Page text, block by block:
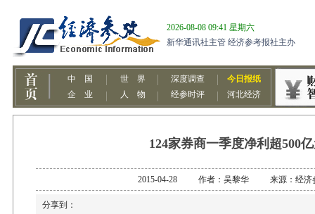
124家券商一季度净利超500
2015-04-28 作者：吴黎华 来源：经济
分享到：